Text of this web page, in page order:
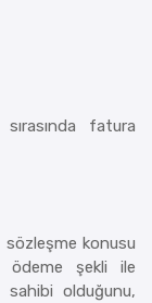
fatura
konusu
ödeme şekli ile
olduğunu,